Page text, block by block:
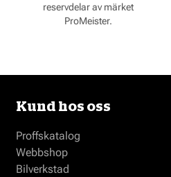
reservdelar av märket
ProMeister.
Kund hos oss
Proffskatalog
Webbshop
Bilverkstad